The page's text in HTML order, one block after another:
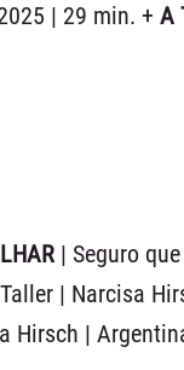
| 29 min. + A
| Seguro
| Narcisa
Hirsch |